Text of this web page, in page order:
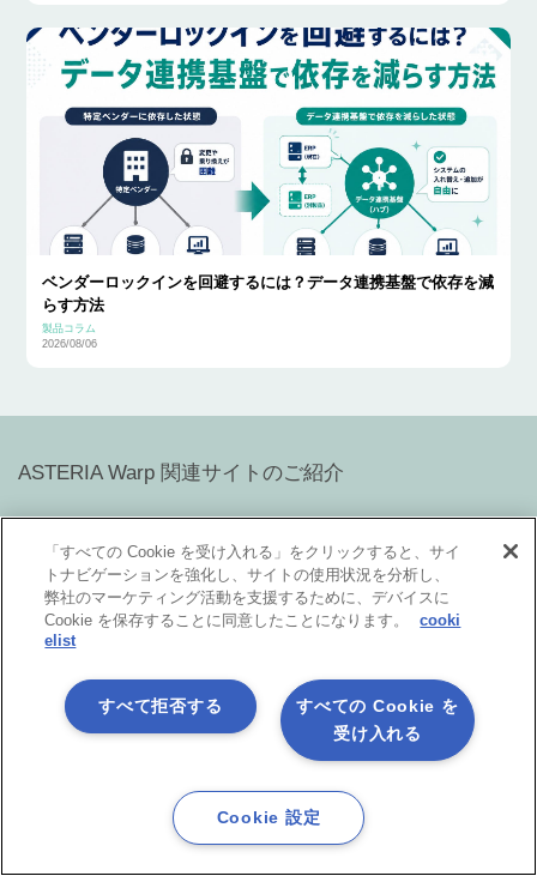
ベンダーロックインを回避するには？データ連携基盤で依存を減
らす方法
製品コラム
2026/08/06
ASTERIA Warp 関連サイトのご紹介
技術情報をお探しの方
ASTERIA Warp Developer Network
（ADN）サイト
ASTERIA Warp製品の技術情報やTips、また情報交換の場として
ASTERIA Warpデベロッパーの方
アステリア製品オンラインコミュニティ
アステリア製品デベロッパー同士をつなげ、技術情報の共有や
ちょっとしたの疑問解決の場とすることを目的としたコミュニ
ティです。
「すべての Cookie を受け入れる」をクリックすると、サイ
トナビゲーションを強化し、サイトの使用状況を分析し、
弊社のマーケティング活動を支援するために、デバイスに
Cookie を保存することに同意したことになります。
cooki
elist
すべての Cookie を
受け入れる
すべて拒否する
Cookie 設定